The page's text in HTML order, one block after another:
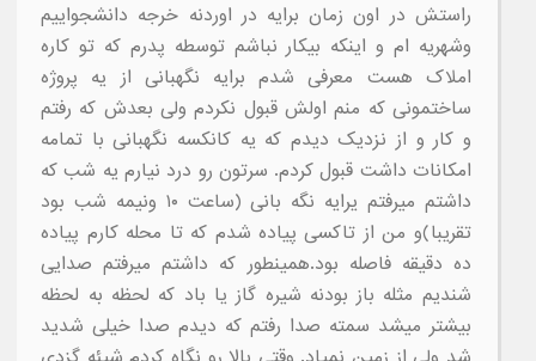
راستش در اون زمان برایه در اوردنه خرجه دانشجواییم
وشهریه ام و اینکه بیکار نباشم توسطه پدرم که تو کاره
املاک هست معرفی شدم برایه نگهبانی از یه پروژه
ساختمونی که منم اولش قبول نکردم ولی بعدش که رفتم
و کار و از نزدیک دیدم که یه کانکسه نگهبانی با تمامه
امکانات داشت قبول کردم. سرتون رو درد نیارم یه شب که
داشتم میرفتم یرایه نگه بانی (ساعت ۱۰ ونیمه شب بود
تقریبا)و من از تاکسی پیاده شدم که تا محله کارم پیاده
ده دقیقه فاصله بود.همینطور که داشتم میرفتم صدایی
شندیم مثله باز بودنه شیره گاز یا باد که لحظه به لحظه
بیشتر میشد سمته صدا رفتم که دیدم صدا خیلی شدید